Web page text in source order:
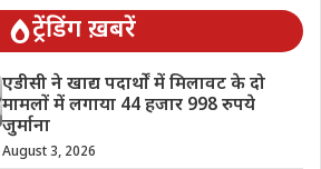
ट्रेंडिंग ख़बरें
एडीसी ने खाद्य पदार्थों में मिलावट के दो
मामलों में लगाया 44 हजार 998 रुपये
जुर्माना
August 3, 2026